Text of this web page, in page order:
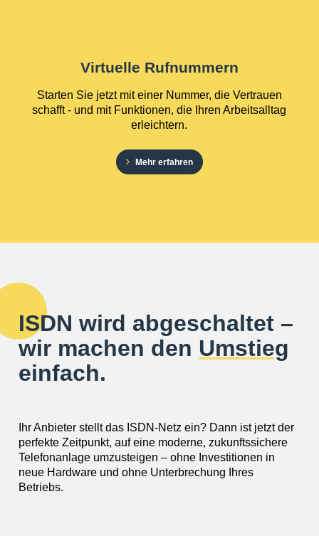
Virtuelle Rufnummern
Starten Sie jetzt mit einer Nummer, die Vertrauen
schafft - und mit Funktionen, die Ihren Arbeitsalltag
erleichtern.
Mehr erfahren
ISDN wird abgeschaltet –
wir machen den Umstieg
einfach.
Ihr Anbieter stellt das ISDN-Netz ein? Dann ist jetzt der
perfekte Zeitpunkt, auf eine moderne, zukunftssichere
Telefonanlage umzusteigen – ohne Investitionen in
neue Hardware und ohne Unterbrechung Ihres
Betriebs.